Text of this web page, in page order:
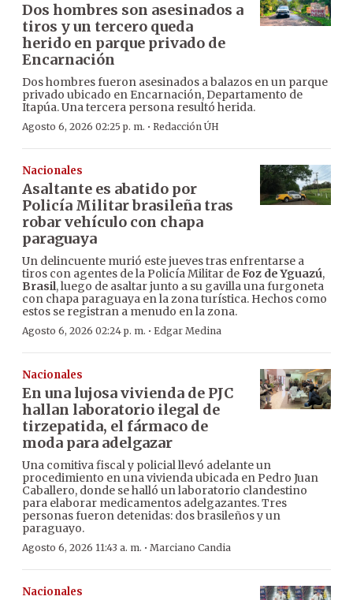
Dos hombres son asesinados a
tiros y un tercero queda
herido en parque privado de
Encarnación
Dos hombres fueron asesinados a balazos en un parque
privado ubicado en Encarnación, Departamento de
Itapúa. Una tercera persona resultó herida.
Agosto 6, 2026 02:25 p. m. · Redacción ÚH
Nacionales
Asaltante es abatido por
Policía Militar brasileña tras
robar vehículo con chapa
paraguaya
Un delincuente murió este jueves tras enfrentarse a
tiros con agentes de la Policía Militar deFoz de Yguazú,
Brasil, luego de asaltar junto a su gavilla una furgoneta
con chapa paraguaya en la zona turística. Hechos como
estos se registran a menudo en la zona.
Agosto 6, 2026 02:24 p. m. · Edgar Medina
Nacionales
En una lujosa vivienda de PJC
hallan laboratorio ilegal de
tirzepatida, el fármaco de
moda para adelgazar
Una comitiva fiscal y policial llevó adelante un
procedimiento en una vivienda ubicada en Pedro Juan
Caballero, donde se halló un laboratorio clandestino
para elaborar medicamentos adelgazantes. Tres
personas fueron detenidas: dos brasileños y un
paraguayo.
Agosto 6, 2026 11:43 a. m. · Marciano Candia
Nacionales